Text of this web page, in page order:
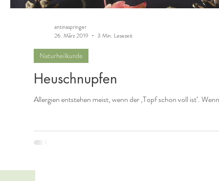
Heuschnupfen
Allergien entstehen meist, wenn der ‚Topf schon voll ist‘.
Naturheilkunde
antinaspringer
26. März 2019
3 Min. Lesezeit